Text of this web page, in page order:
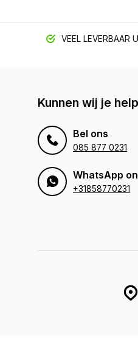
VEEL LEVERBAAR
Kunnen wij je
Bel ons
085 877 0231
WhatsApp
+31858770231